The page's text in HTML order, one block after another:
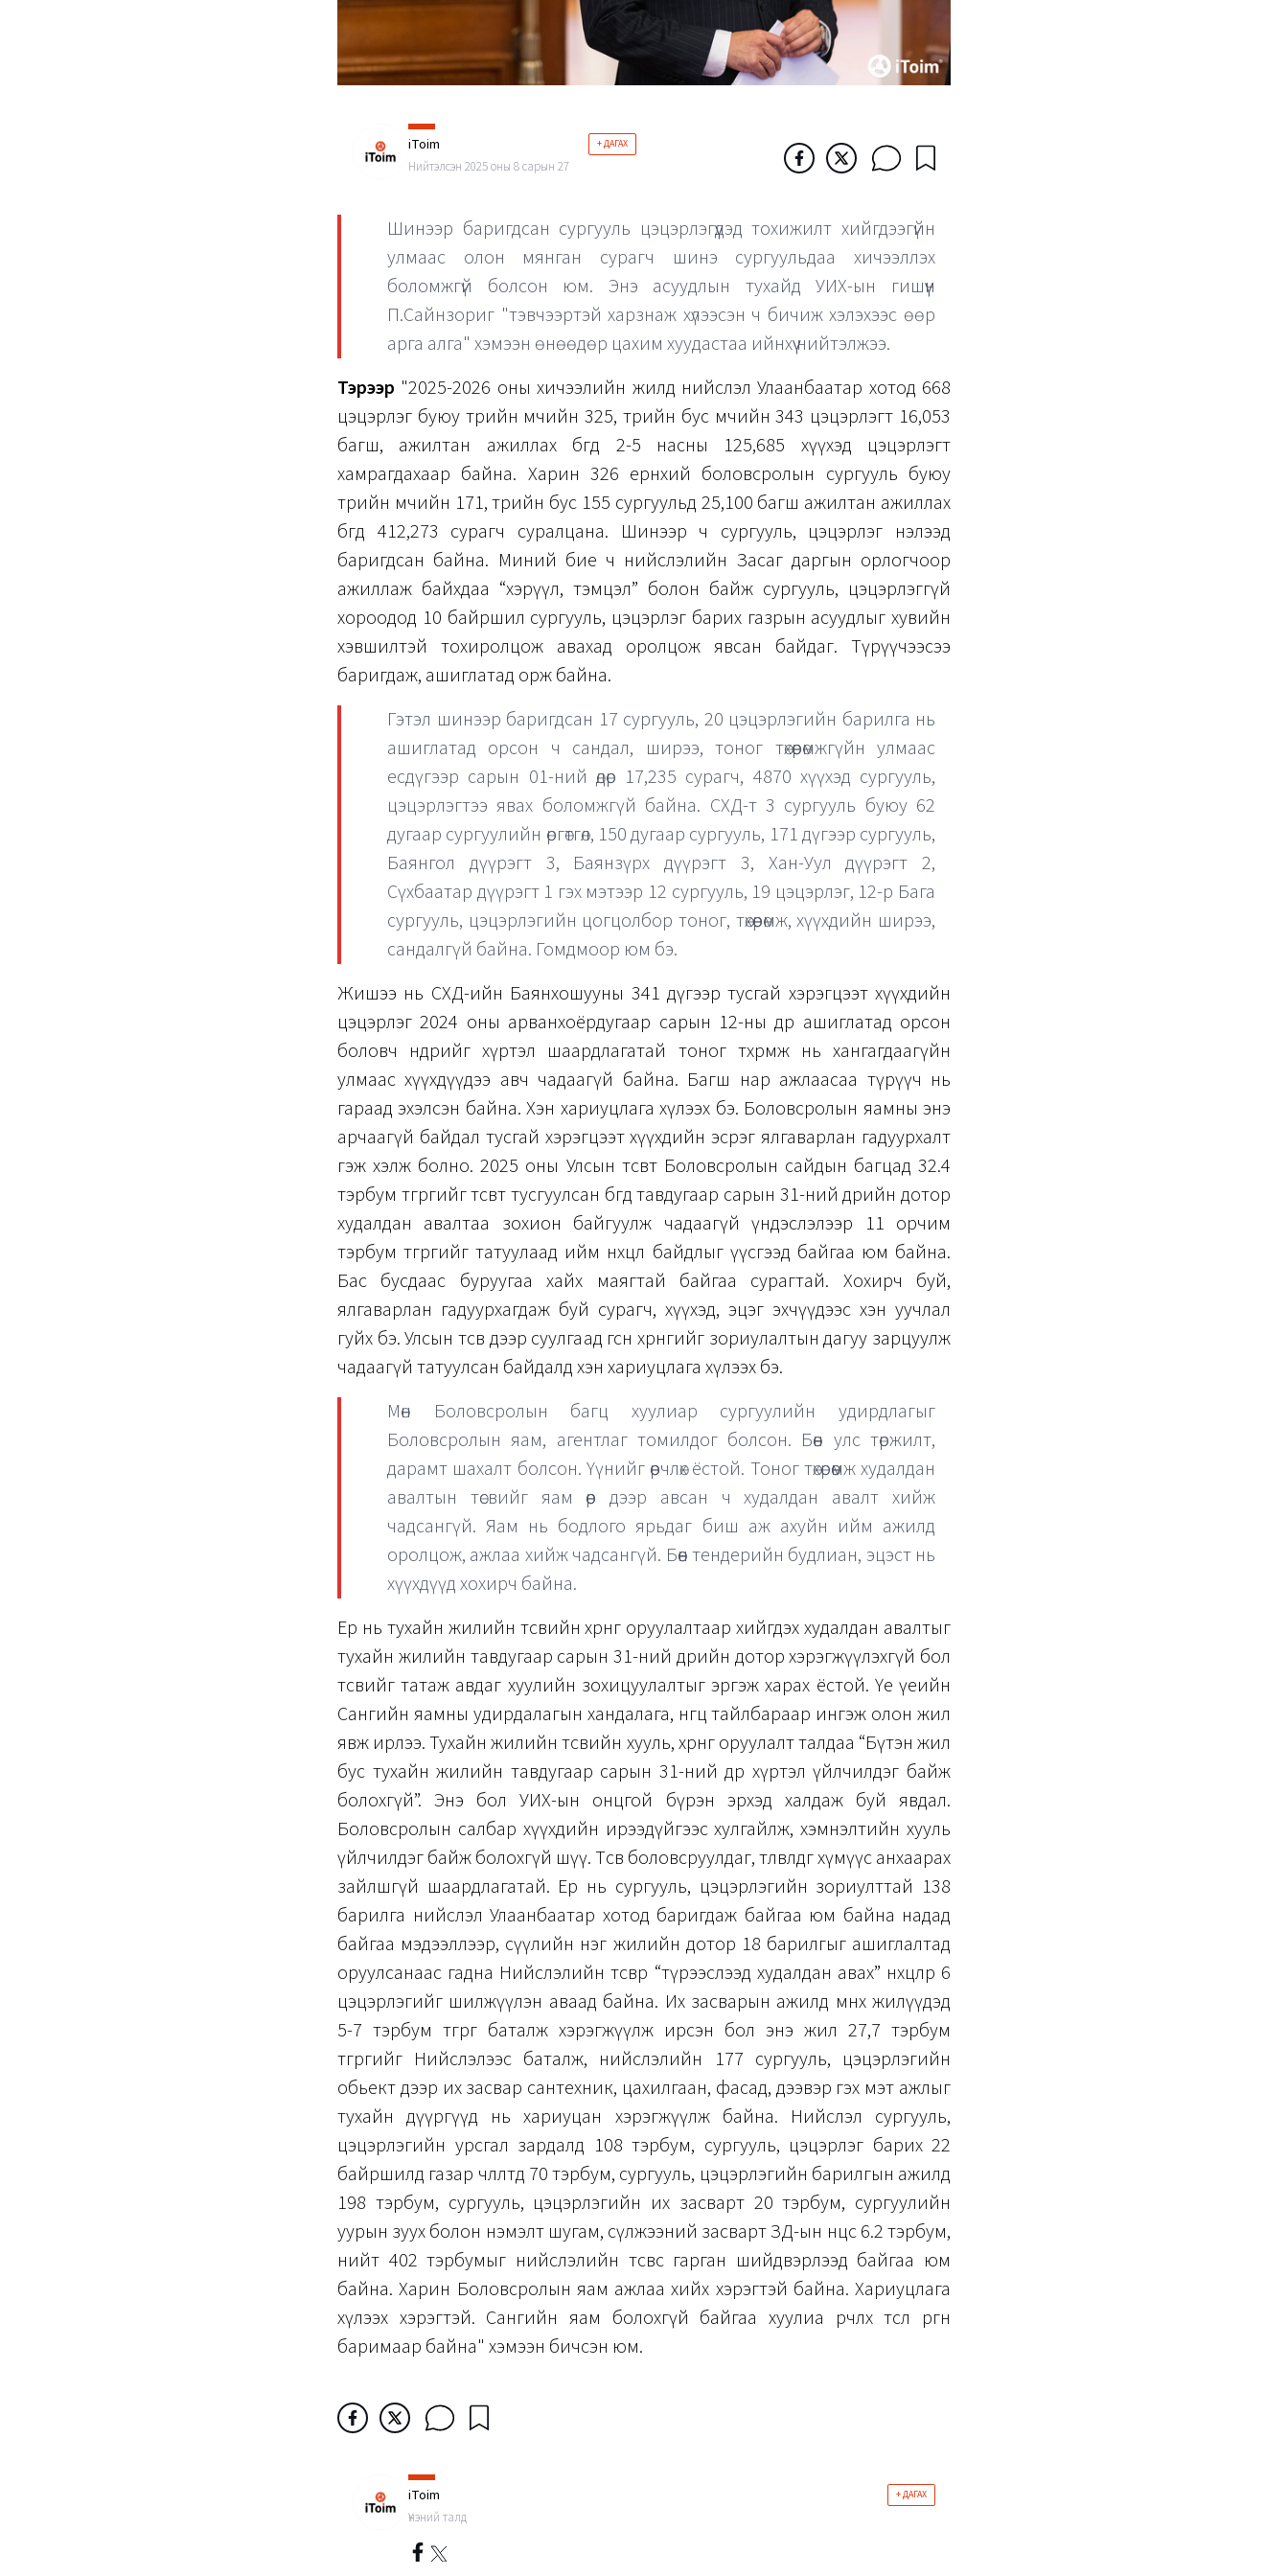
iToim + ДАГАХ
Нийтэлсэн 2025 оны 8 сарын 27
Шинээр баригдсан сургууль цэцэрлэгүүдэд тохижилт хийгдээгүйн
улмаас олон мянган сурагч шинэ сургуульдаа хичээллэх
боломжгүй болсон юм. Энэ асуудлын тухайд УИХ-ын гишүүн
П.Сайнзориг "тэвчээртэй харзнаж хүлээсэн ч бичиж хэлэхээс өөр
арга алга" хэмээн өнөөдөр цахим хуудастаа ийнхүү нийтэлжээ.
Тэрээр "2025-2026 оны хичээлийн жилд нийслэл Улаанбаатар хотод 668
цэцэрлэг буюу төрийн өмчийн 325, төрийн бус өмчийн 343 цэцэрлэгт 16,053
багш, ажилтан ажиллах бөгөөд 2-5 насны 125,685 хүүхэд цэцэрлэгт
хамрагдахаар байна. Харин 326 ерөнхий боловсролын сургууль буюу
төрийн өмчийн 171, төрийн бус 155 сургуульд 25,100 багш ажилтан ажиллах
бөгөөд 412,273 сурагч суралцана. Шинээр ч сургууль, цэцэрлэг нэлээд
баригдсан байна. Миний бие ч нийслэлийн Засаг даргын орлогчоор
ажиллаж байхдаа “хэрүүл, тэмцэл” болон байж сургууль, цэцэрлэггүй
хороодод 10 байршил сургууль, цэцэрлэг барих газрын асуудлыг хувийн
хэвшилтэй тохиролцож авахад оролцож явсан байдаг. Түрүүчээсээ
баригдаж, ашиглатад орж байна.
Гэтэл шинээр баригдсан 17 сургууль, 20 цэцэрлэгийн барилга нь
ашиглатад орсон ч сандал, ширээ, тоног төхөөрөмжгүйн улмаас
есдүгээр сарын 01-ний өдөр 17,235 сурагч, 4870 хүүхэд сургууль,
цэцэрлэгтээ явах боломжгүй байна. СХД-т 3 сургууль буюу 62
дугаар сургуулийн өргөтгөл, 150 дугаар сургууль, 171 дүгээр сургууль,
Баянгол дүүрэгт 3, Баянзүрх дүүрэгт 3, Хан-Уул дүүрэгт 2,
Сүхбаатар дүүрэгт 1 гэх мэтээр 12 сургууль, 19 цэцэрлэг, 12-р Бага
сургууль, цэцэрлэгийн цогцолбор тоног, төхөөрөмж, хүүхдийн ширээ,
сандалгүй байна. Гомдмоор юм бэ.
Жишээ нь СХД-ийн Баянхошууны 341 дүгээр тусгай хэрэгцээт хүүхдийн
цэцэрлэг 2024 оны арванхоёрдугаар сарын 12-ны өдөр ашиглатад орсон
боловч өнөөдрийг хүртэл шаардлагатай тоног төхөөрөмж нь хангагдаагүйн
улмаас хүүхдүүдээ авч чадаагүй байна. Багш нар ажлаасаа түрүүч нь
гараад эхэлсэн байна. Хэн хариуцлага хүлээх бэ. Боловсролын яамны энэ
арчаагүй байдал тусгай хэрэгцээт хүүхдийн эсрэг ялгаварлан гадуурхалт
гэж хэлж болно. 2025 оны Улсын төсөвт Боловсролын сайдын багцад 32.4
тэрбум төгрөгийг төсөвт тусгуулсан бөгөөд тавдугаар сарын 31-ний өдрийн дотор
худалдан авалтаа зохион байгуулж чадаагүй үндэслэлээр 11 орчим
тэрбум төгрөгийг татуулаад ийм нөхцөл байдлыг үүсгээд байгаа юм байна.
Бас бусдаас буруугаа хайх маягтай байгаа сурагтай. Хохирч буй,
ялгаварлан гадуурхагдаж буй сурагч, хүүхэд, эцэг эхчүүдээс хэн уучлал
гуйх бэ. Улсын төсөв дээр суулгаад өгсөн хөрөнгийг зориулалтын дагуу зарцуулж
чадаагүй татуулсан байдалд хэн хариуцлага хүлээх бэ.
Мөн Боловсролын багц хуулиар сургуулийн удирдлагыг
Боловсролын яам, агентлаг томилдог болсон. Бөөн улс төржилт,
дарамт шахалт болсон. Үүнийг өөрчлөх ёстой. Тоног төхөрөөмж худалдан
авалтын төсвийг яам өөр дээр авсан ч худалдан авалт хийж
чадсангүй. Яам нь бодлого ярьдаг биш аж ахуйн ийм ажилд
оролцож, ажлаа хийж чадсангүй. Бөөн тендерийн будлиан, эцэст нь
хүүхдүүд хохирч байна.
Ер нь тухайн жилийн төсвийн хөрөнгө оруулалтаар хийгдэх худалдан авалтыг
тухайн жилийн тавдугаар сарын 31-ний өдрийн дотор хэрэгжүүлэхгүй бол
төсвийг татаж авдаг хуулийн зохицуулалтыг эргэж харах ёстой. Үе үеийн
Сангийн яамны удирдалагын хандалага, өнгөц тайлбараар ингэж олон жил
явж ирлээ. Тухайн жилийн төсвийн хууль, хөрөнгө оруулалт талдаа “Бүтэн жил
бус тухайн жилийн тавдугаар сарын 31-ний өдөр хүртэл үйлчилдэг байж
болохгүй”. Энэ бол УИХ-ын онцгой бүрэн эрхэд халдаж буй явдал.
Боловсролын салбар хүүхдийн ирээдүйгээс хулгайлж, хэмнэлтийн хууль
үйлчилдэг байж болохгүй шүү. Төсөв боловсруулдаг, төлөвлөдөг хүмүүс анхаарах
зайлшгүй шаардлагатай. Ер нь сургууль, цэцэрлэгийн зориулттай 138
барилга нийслэл Улаанбаатар хотод баригдаж байгаа юм байна надад
байгаа мэдээллээр, сүүлийн нэг жилийн дотор 18 барилгыг ашиглалтад
оруулсанаас гадна Нийслэлийн төсвөөр “түрээслээд худалдан авах” нөхцөлөөр 6
цэцэрлэгийг шилжүүлэн аваад байна. Их засварын ажилд өмнөх жилүүдэд
5-7 тэрбум төгрөг баталж хэрэгжүүлж ирсэн бол энэ жил 27,7 тэрбум
төгрөгийг Нийслэлээс баталж, нийслэлийн 177 сургууль, цэцэрлэгийн
обьект дээр их засвар сантехник, цахилгаан, фасад, дээвэр гэх мэт ажлыг
тухайн дүүргүүд нь хариуцан хэрэгжүүлж байна. Нийслэл сургууль,
цэцэрлэгийн урсгал зардалд 108 тэрбум, сургууль, цэцэрлэг барих 22
байршилд газар чөлөөлтөд 70 тэрбум, сургууль, цэцэрлэгийн барилгын ажилд
198 тэрбум, сургууль, цэцэрлэгийн их засварт 20 тэрбум, сургуулийн
уурын зуух болон нэмэлт шугам, сүлжээний засварт ЗД-ын нөөцөөс 6.2 тэрбум,
нийт 402 тэрбумыг нийслэлийн төсвөөс гарган шийдвэрлээд байгаа юм
байна. Харин Боловсролын яам ажлаа хийх хэрэгтэй байна. Хариуцлага
хүлээх хэрэгтэй. Сангийн яам болохгүй байгаа хуулиа өөрчлөх төслөөө өргөн
баримаар байна" хэмээн бичсэн юм.
iToim + ДАГАХ
Үнэний талд